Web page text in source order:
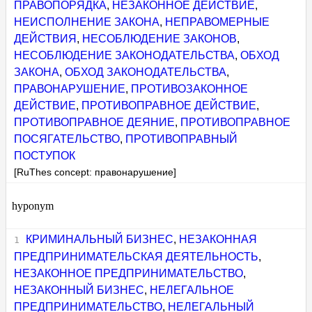
ПРАВОПОРЯДКА, НЕЗАКОННОЕ ДЕЙСТВИЕ,
НЕИСПОЛНЕНИЕ ЗАКОНА, НЕПРАВОМЕРНЫЕ
ДЕЙСТВИЯ , НЕСОБЛЮДЕНИЕ ЗАКОНОВ,
НЕСОБЛЮДЕНИЕ ЗАКОНОДАТЕЛЬСТВА,ОБХОД
ЗАКОНА,ОБХОД ЗАКОНОДАТЕЛЬСТВА,
ПРАВОНАРУШЕНИЕ, ПРОТИВОЗАКОННОЕ
ДЕЙСТВИЕ, ПРОТИВОПРАВНОЕ ДЕЙСТВИЕ,
ПРОТИВОПРАВНОЕ ДЕЯНИЕ, ПРОТИВОПРАВНОЕ
ПОСЯГАТЕЛЬСТВО, ПРОТИВОПРАВНЫЙ
ПОСТУПОК
[RuThes concept: правонарушение]
hyponym
КРИМИНАЛЬНЫЙ БИЗНЕС, НЕЗАКОННАЯ
ПРЕДПРИНИМАТЕЛЬСКАЯ ДЕЯТЕЛЬНОСТЬ,
НЕЗАКОННОЕ ПРЕДПРИНИМАТЕЛЬСТВО,
НЕЗАКОННЫЙ БИЗНЕС, НЕЛЕГАЛЬНОЕ
ПРЕДПРИНИМАТЕЛЬСТВО, НЕЛЕГАЛЬНЫЙ